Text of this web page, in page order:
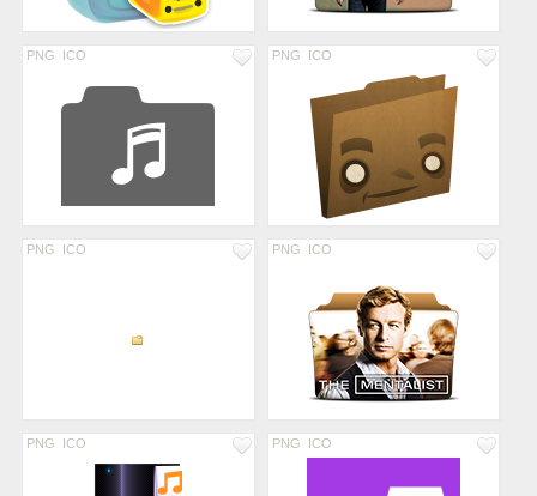
PNG ICO PNG ICO
PNG ICO PNG ICO
PNG ICO PNG ICO